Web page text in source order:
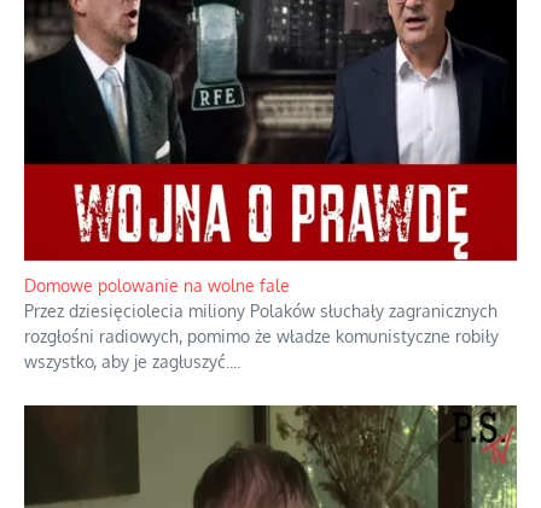
Domowe polowanie na wolne fale
Przez dziesięciolecia miliony Polaków słuchały zagranicznych
rozgłośni radiowych, pomimo że władze komunistyczne robiły
wszystko, aby je zagłuszyć.